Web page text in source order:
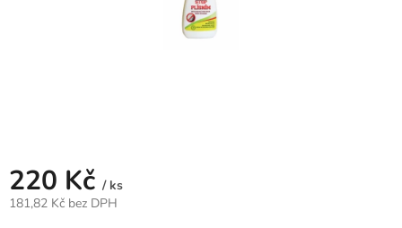
220 Kč / ks
181,82 Kč bez DPH